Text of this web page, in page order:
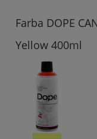
Farba DOPE
Yellow 400ml